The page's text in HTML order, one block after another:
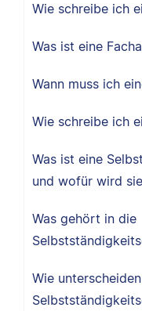
Wie schreibe ich
Was ist eine
Wann muss ich
Wie schreibe ich
Was ist eine
und wofür wird
Was gehört in die
Wie